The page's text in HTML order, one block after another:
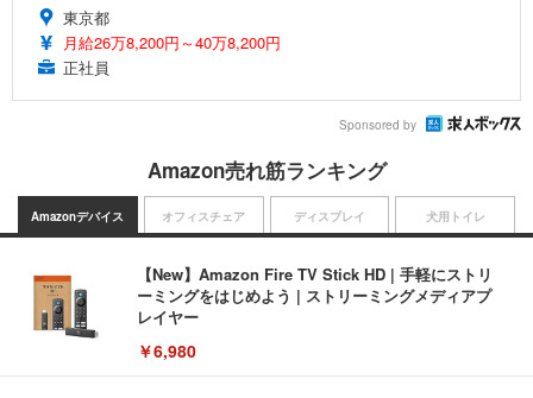
東京都
月給26万8,200円～40万8,200円
正社員
Sponsored by
Amazon売れ筋ランキング
Amazonデバイス
【New】Amazon Fire TV Stick HD | 手軽にストリ
ーミングをはじめよう | ストリーミングメディアプ
レイヤー
￥6,980
オフィスチェア ディスプレイ 犬用トイレ